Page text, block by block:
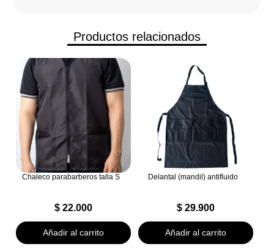
Productos relacionados
Chaleco parabarberos talla S
$22.000
Añadir al carrito
Delantal (mandil) antifluido
$29.900
Añadir al carrito